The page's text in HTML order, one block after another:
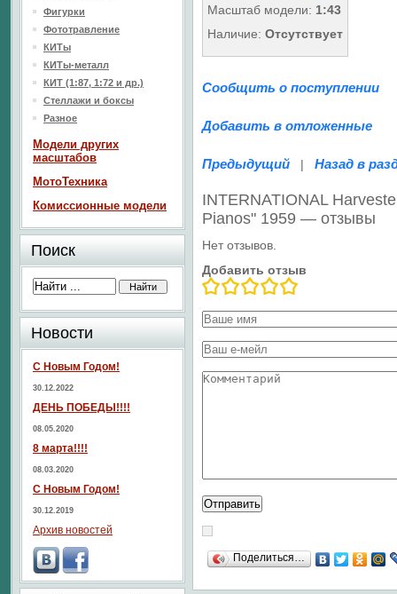
Масштаб модели: 1:43
Наличие: Отсутствует
Сообщить о поступлении
Добавить в отложенные
Предыдущий | Назад в
INTERNATIONAL
Pianos" 1959 — отзывы
Нет отзывов.
Добавить отзыв
Поделиться…
Фигурки
Фототравление
КИТы
КИТы-металл
КИТ (1:87, 1:72 и др.)
Стеллажи и боксы
Разное
Модели других
масштабов
МотоТехника
Комиссионные модели
Поиск
Новости
С Новым Годом!
30.12.2022
ДЕНЬ ПОБЕДЫ!!!!
08.05.2020
8 марта!!!!
08.03.2020
С Новым Годом!
30.12.2019
Архив новостей